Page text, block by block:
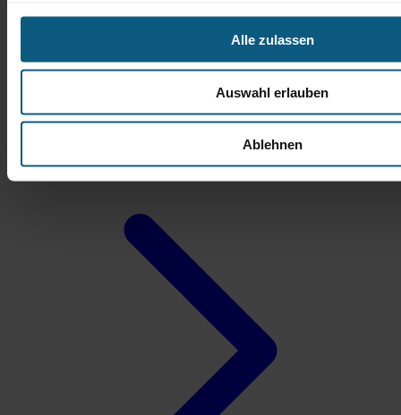
Alle zulassen
Auswahl erlauben
Ablehnen
Verkaufsberater Gebrauchtwagen
m.nowak@autobach.de